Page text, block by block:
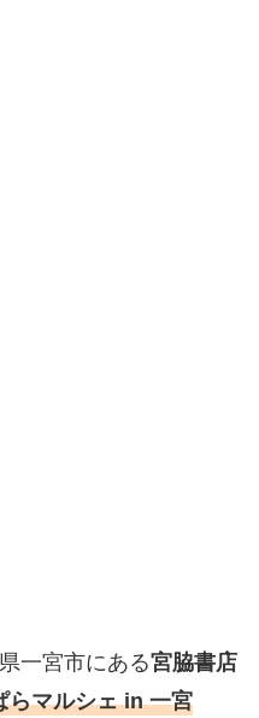
一宮市にある宮脇書店
らマルシェ in 一宮